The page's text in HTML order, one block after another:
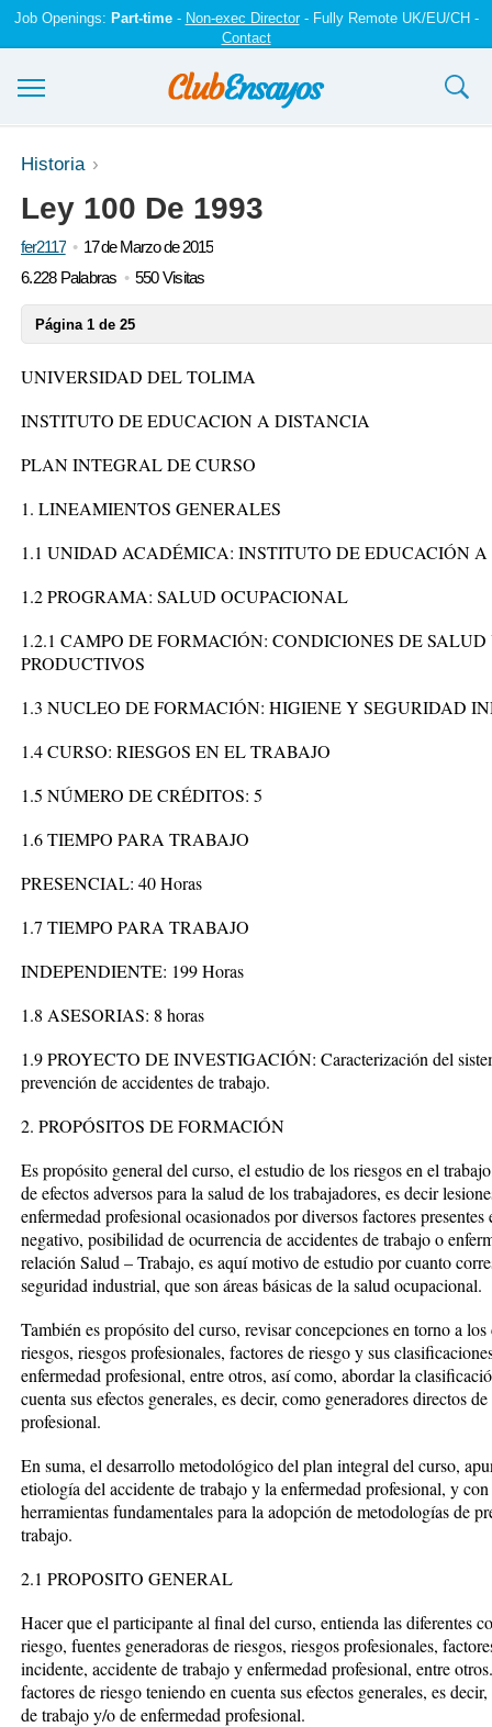
Job Openings: Part-time- Non-exec Director- Fully Remote UK/EU/CH -
Contact
Ensayos y trabajos
Registrarse
Iniciar sesión
Historia
Ley 100 De 1993
fer2117
17 de Marzo de 2015
6.228 Palabras
550 Visitas
Página 1 de 25
UNIVERSIDAD DEL TOLIMA
INSTITUTO DE EDUCACION A DISTANCIA
PLAN INTEGRAL DE CURSO
1. LINEAMIENTOS GENERALES
1.1 UNIDAD ACADÉMICA: INSTITUTO DE EDUCACIÓN
1.2 PROGRAMA: SALUD OCUPACIONAL
1.2.1 CAMPO DE FORMACIÓN: CONDICIONES DE
PRODUCTIVOS
1.3 NUCLEO DE FORMACIÓN: HIGIENE Y SEGURIDAD
1.4 CURSO: RIESGOS EN EL TRABAJO
1.5 NÚMERO DE CRÉDITOS: 5
1.6 TIEMPO PARA TRABAJO
PRESENCIAL: 40 Horas
1.7 TIEMPO PARA TRABAJO
INDEPENDIENTE: 199 Horas
1.8 ASESORIAS: 8 horas
1.9 PROYECTO DE INVESTIGACIÓN: Caracterización del
prevención de accidentes de trabajo.
2. PROPÓSITOS DE FORMACIÓN
Es propósito general del curso, el estudio de los riesgos en el
de efectos adversos para la salud de los trabajadores, es decir
enfermedad profesional ocasionados por diversos factores
negativo, posibilidad de ocurrencia de accidentes de trabajo o
relación Salud – Trabajo, es aquí motivo de estudio por cuanto
seguridad industrial, que son áreas básicas de la salud ocupacional.
También es propósito del curso, revisar concepciones en torno a
riesgos, riesgos profesionales, factores de riesgo y sus
enfermedad profesional, entre otros, así como, abordar la
cuenta sus efectos generales, es decir, como generadores directos
profesional.
En suma, el desarrollo metodológico del plan integral del curso,
etiología del accidente de trabajo y la enfermedad profesional, y
herramientas fundamentales para la adopción de metodologías de
trabajo.
2.1 PROPOSITO GENERAL
Hacer que el participante al final del curso, entienda las diferentes
riesgo, fuentes generadoras de riesgos, riesgos profesionales,
incidente, accidente de trabajo y enfermedad profesional, entre
factores de riesgo teniendo en cuenta sus efectos generales, es
de trabajo y/o de enfermedad profesional.